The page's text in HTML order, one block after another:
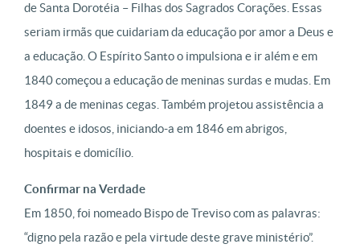
de Santa Dorotéia – Filhas dos Sagrados Corações. Essas
seriam irmãs que cuidariam da educação por amor a Deus e
a educação. O Espírito Santo o impulsiona e ir além e em
1840 começou a educação de meninas surdas e mudas. Em
1849 a de meninas cegas. Também projetou assistência a
doentes e idosos, iniciando-a em 1846 em abrigos,
hospitais e domicílio.
Confirmar na Verdade
Em 1850, foi nomeado Bispo de Treviso com as palavras:
“digno pela razão e pela virtude deste grave ministério”.